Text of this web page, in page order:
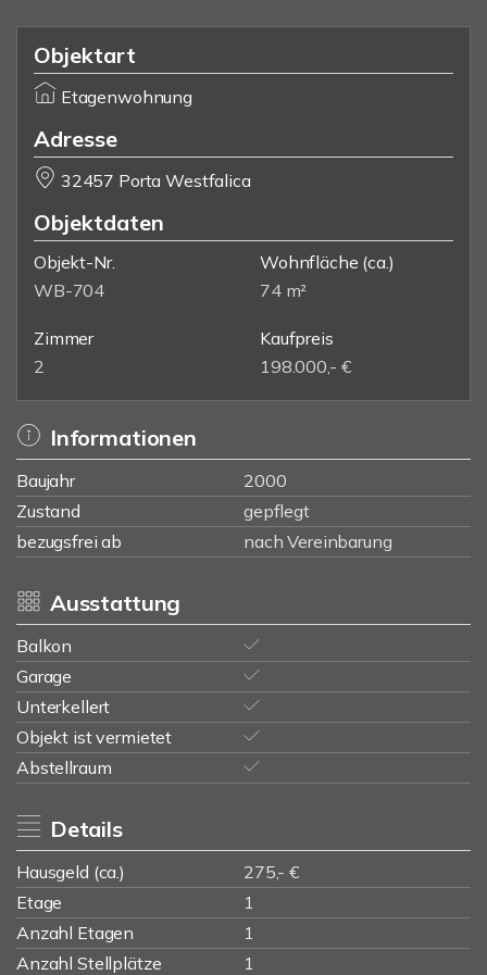
Objektart
Etagenwohnung
Adresse
32457 Porta Westfalica
Objektdaten
Objekt-Nr.
WB-704
Wohnfläche (ca.)
74 m²
Zimmer
2
Kaufpreis
198.000,- €
Informationen
Baujahr
2000
Zustand
gepflegt
bezugsfrei ab
nach Vereinbarung
Ausstattung
Balkon
Garage
Unterkellert
Objekt ist vermietet
Abstellraum
Details
Hausgeld (ca.)
275,- €
Etage
1
Anzahl Etagen
1
Anzahl Stellplätze
1